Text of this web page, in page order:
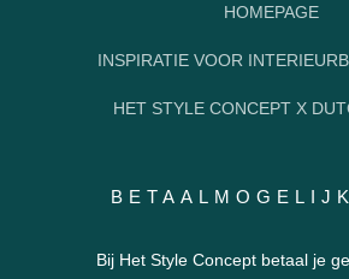
HOMEPAGE
INSPIRATIE VOOR
HET STYLE CONCEPT X
Bij Het Style Concept betaal je